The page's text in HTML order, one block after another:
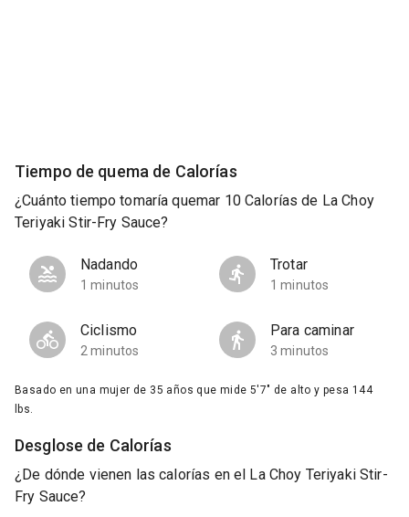
Tiempo de quema de Calorías
¿Cuánto tiempo tomaría quemar 10 Calorías de La Choy
Teriyaki Stir-Fry Sauce?
Nadando
1 minutos
Trotar
1 minutos
Ciclismo
2 minutos
Para caminar
3 minutos
Basado en una mujer de 35 años que mide 5'7" de alto y pesa 144
lbs.
Desglose de Calorías
¿De dónde vienen las calorías en el La Choy Teriyaki Stir-
Fry Sauce?